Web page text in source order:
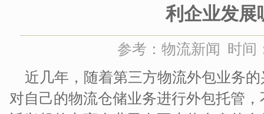
利企业发展
参考：物流新闻 时间
近几年，随着第三方物流外包业务
对自己的物流仓储业务进行外包托管